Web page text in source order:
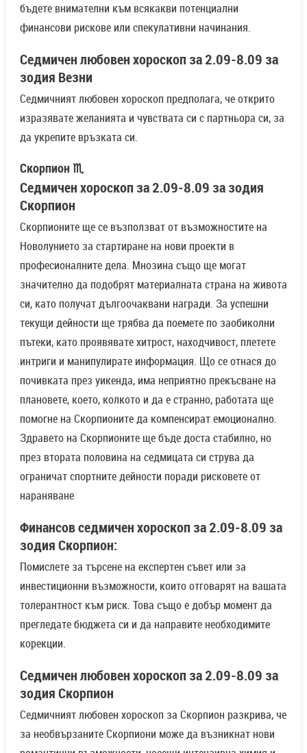
бъдете внимателни към всякакви потенциални
финансови рискове или спекулативни начинания.
Седмичен любовен хороскоп за 2.09-8.09 за
зодия Везни
Седмичният любовен хороскоп предполага, че открито
изразявате желанията и чувствата си с партньора си, за
да укрепите връзката си.
Скорпион ♏
Седмичен хороскоп за 2.09-8.09 за зодия
Скорпион
Скорпионите ще се възползват от възможностите на
Новолунието за стартиране на нови проекти в
професионалните дела. Мнозина също ще могат
значително да подобрят материалната страна на живота
си, като получат дългоочаквани награди. За успешни
текущи дейности ще трябва да поемете по заобиколни
пътеки, като проявявате хитрост, находчивост, плетете
интриги и манипулирате информация. Що се отнася до
почивката през уикенда, има неприятно прекъсване на
плановете, което, колкото и да е странно, работата ще
помогне на Скорпионите да компенсират емоционално.
Здравето на Скорпионите ще бъде доста стабилно, но
през втората половина на седмицата си струва да
ограничат спортните дейности поради рисковете от
нараняване
Финансов седмичен хороскоп за 2.09-8.09 за
зодия Скорпион:
Помислете за търсене на експертен съвет или за
инвестиционни възможности, които отговарят на вашата
толерантност към риск. Това също е добър момент да
прегледате бюджета си и да направите необходимите
корекции.
Седмичен любовен хороскоп за 2.09-8.09 за
зодия Скорпион
Седмичният любовен хороскоп за Скорпион разкрива, че
за необвързаните Скорпиони може да възникнат нови